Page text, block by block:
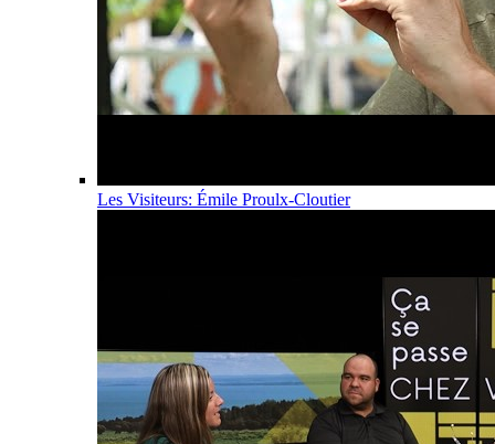
Les Visiteurs: Émile Proulx-Cloutier